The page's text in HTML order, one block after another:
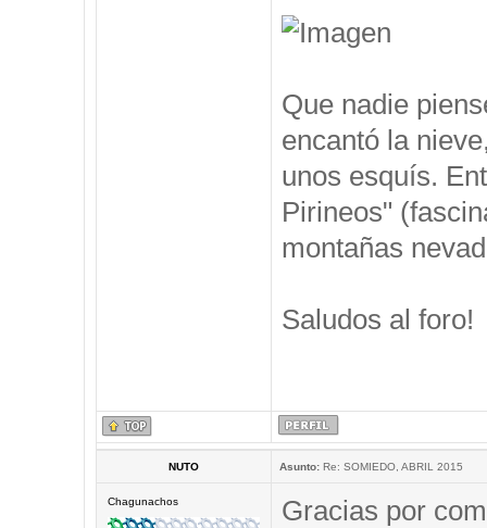
Que nadie
encantó la
unos esquís.
Pirineos"
montañas
Saludos al foro!
NUTO Asunto:Re: SOMIEDO, ABRIL 2015
Chagunachos Gracias por